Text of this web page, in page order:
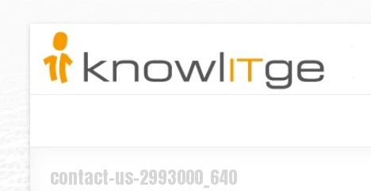
contact-us-2993000_640